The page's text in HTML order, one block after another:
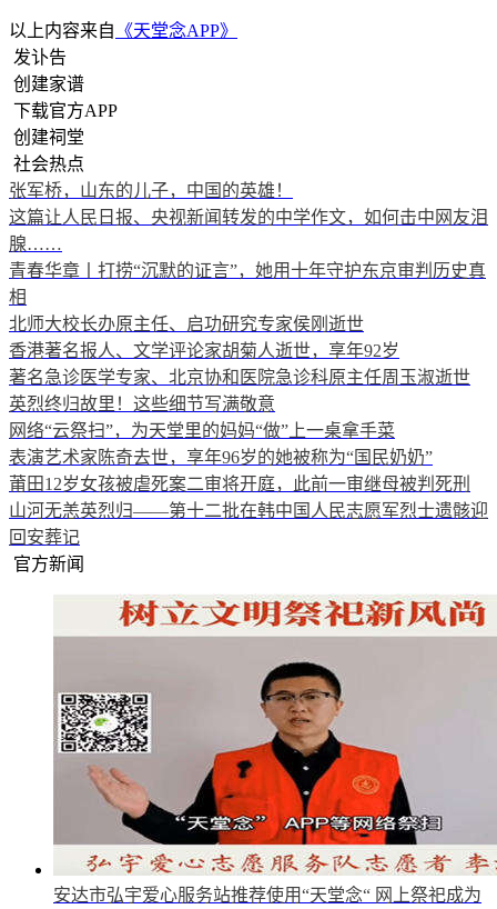
以上内容来自 《天堂念APP》
发讣告
创建家谱
下载官方APP
创建祠堂
社会热点
张军桥，山东的儿子，中国的英雄！
这篇让人民日报、央视新闻转发的中学作文，如何击中网友泪
腺……
青春华章丨打捞“沉默的证言”，她用十年守护东京审判历史真
相
北师大校长办原主任、启功研究专家侯刚逝世
香港著名报人、文学评论家胡菊人逝世，享年92岁
著名急诊医学专家、北京协和医院急诊科原主任周玉淑逝世
英烈终归故里！这些细节写满敬意
网络“云祭扫”，为天堂里的妈妈“做”上一桌拿手菜
表演艺术家陈奇去世，享年96岁的她被称为“国民奶奶”
莆田12岁女孩被虐死案二审将开庭，此前一审继母被判死刑
山河无恙英烈归——第十二批在韩中国人民志愿军烈士遗骸迎
回安葬记
官方新闻
安达市弘宇爱心服务站推荐使用“天堂念“ 网上祭祀成为